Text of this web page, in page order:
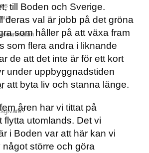
till Boden och Sverige.
deras val är jobb på det gröna
som håller på att växa fram
som flera andra i liknande
de att det inte är för ett kort
under uppbyggnadstiden
att byta liv och stanna länge.
åren har vi tittat på
flytta utomlands. Det vi
i Boden var att här kan vi
större och göra